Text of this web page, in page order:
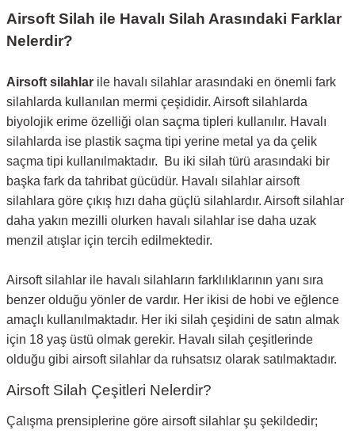
Airsoft Silah ile Havalı Silah Arasındaki Farklar
Nelerdir?
Airsoft silahlar ile havalı silahlar arasındaki en önemli fark
silahlarda kullanılan mermi çeşididir. Airsoft silahlarda
biyolojik erime özelliği olan saçma tipleri kullanılır. Havalı
silahlarda ise plastik saçma tipi yerine metal ya da çelik
saçma tipi kullanılmaktadır. Bu iki silah türü arasındaki bir
başka fark da tahribat gücüdür. Havalı silahlar airsoft
silahlara göre çıkış hızı daha güçlü silahlardır. Airsoft silahlar
daha yakın mezilli olurken havalı silahlar ise daha uzak
menzil atışlar için tercih edilmektedir.
Airsoft silahlar ile havalı silahların farklılıklarının yanı sıra
benzer olduğu yönler de vardır. Her ikisi de hobi ve eğlence
amaçlı kullanılmaktadır. Her iki silah çeşidini de satın almak
için 18 yaş üstü olmak gerekir. Havalı silah çeşitlerinde
olduğu gibi airsoft silahlar da ruhsatsız olarak satılmaktadır.
Airsoft Silah Çeşitleri Nelerdir?
Çalışma prensiplerine göre airsoft silahlar şu şekildedir;